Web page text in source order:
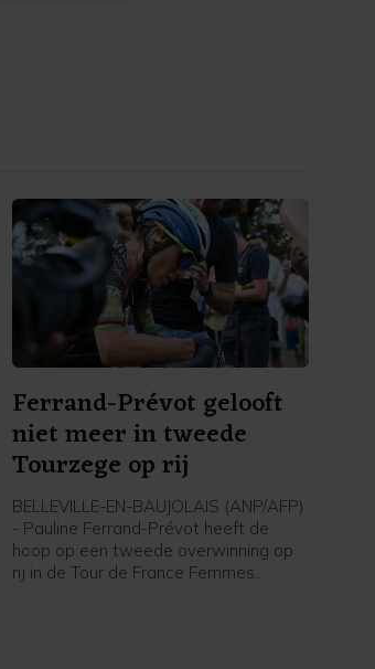
Ferrand-Prévot gelooft
niet meer in tweede
Tourzege op rij
BELLEVILLE-EN-BAUJOLAIS (ANP/AFP)
- Pauline Ferrand-Prévot heeft de
hoop op een tweede overwinning op
rij in de Tour de France Femmes